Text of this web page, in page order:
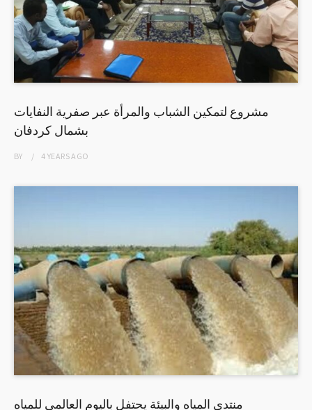
مشروع لتمكين الشباب والمرأة عبر صفرية النفايات
بشمال كردفان
BY 4 YEARSAGO
منتدى المياه والبيئة يحتفل باليوم العالمي للمياه